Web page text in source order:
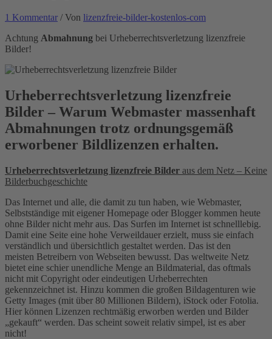
1 Kommentar / Von lizenzfreie-bilder-kostenlos-com
Achtung Abmahnung bei Urheberrechtsverletzung lizenzfreie
Bilder!
Urheberrechtsverletzung lizenzfreie
Bilder – Warum Webmaster massenhaft
Abmahnungen trotz ordnungsgemäß
erworbener Bildlizenzen erhalten.
Urheberrechtsverletzung lizenzfreie Bilder aus dem Netz – Keine
Bilderbuchgeschichte
Das Internet und alle, die damit zu tun haben, wie Webmaster,
Selbstständige mit eigener Homepage oder Blogger kommen heute
ohne Bilder nicht mehr aus. Das Surfen im Internet ist schnelllebig.
Damit eine Seite eine hohe Verweildauer erzielt, muss sie einfach
verständlich und übersichtlich gestaltet werden. Das ist den
meisten Betreibern von Webseiten bewusst. Das weltweite Netz
bietet eine schier unendliche Menge an Bildmaterial, das oftmals
nicht mit Copyright oder eindeutigen Urheberrechten
gekennzeichnet ist. Hinzu kommen die großen Bildagenturen wie
Getty Images (mit über 80 Millionen Bildern), iStock oder Fotolia.
Hier können Lizenzen rechtmäßig erworben werden und Bilder
„gekauft“ werden. Das scheint soweit relativ simpel, ist es aber
nicht!